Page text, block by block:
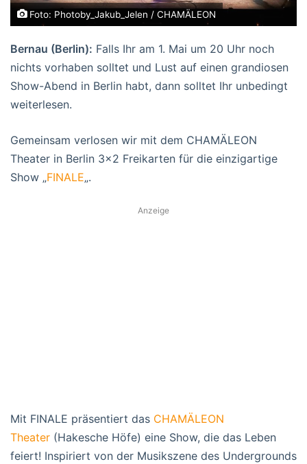
Foto: Photoby_Jakub_Jelen / CHAMÄLEON
Bernau (Berlin): Falls Ihr am 1. Mai um 20 Uhr noch
nichts vorhaben solltet und Lust auf einen grandiosen
Show-Abend in Berlin habt, dann solltet Ihr unbedingt
weiterlesen.
Gemeinsam verlosen wir mit dem CHAMÄLEON
Theater in Berlin 3×2 Freikarten für die einzigartige
Show „FINALE„.
Anzeige
Mit FINALE präsentiert das CHAMÄLEON
Theater (Hakesche Höfe) eine Show, die das Leben
feiert! Inspiriert von der Musikszene des Undergrounds